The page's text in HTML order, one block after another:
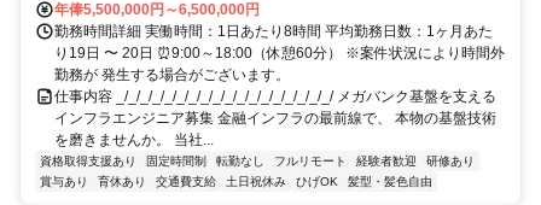
年俸5,500,000円～6,500,000円
勤務時間詳細 実働時間：1日あたり8時間 平均勤務日数：1ヶ月あた
り19日 〜 20日 ⏰9:00～18:00（休憩60分） ※案件状況により時間外
勤務が 発生する場合がございます。
仕事内容 _/_/_/_/_/_/_/_/_/_/_/_/_/_/_/_/_/_/ メガバンク基盤を支える
インフラエンジニア募集 金融インフラの最前線で、 本物の基盤技術
を磨きませんか。 当社...
資格取得支援あり 固定時間制 転勤なし フルリモート 経験者歓迎
研修あり
賞与あり
育休あり 交通費支給 土日祝休み ひげOK 髪型・髪色自由